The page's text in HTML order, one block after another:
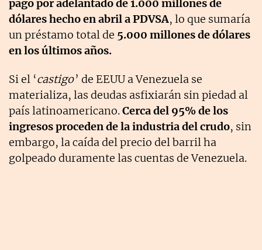
pago por adelantado de 1.000 millones de
dólares hecho en abril a PDVSA, lo que sumaría
un préstamo total de 5.000 millones de dólares
en los últimos años.
Si el ‘castigo’ de EEUU a Venezuela se
materializa, las deudas asfixiarán sin piedad al
país latinoamericano.Cerca del 95% de los
ingresos proceden de la industria del crudo, sin
embargo, la caída del precio del barril ha
golpeado duramente las cuentas de Venezuela.